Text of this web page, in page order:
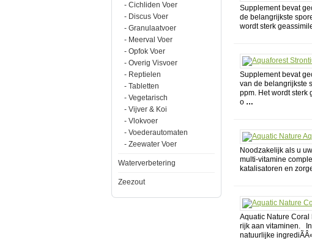
- Cichliden Voer
- Discus Voer
- Granulaatvoer
- Meerval Voer
- Opfok Voer
- Overig Visvoer
- Reptielen
- Tabletten
- Vegetarisch
- Vijver & Koi
- Vlokvoer
- Voederautomaten
- Zeewater Voer
Waterverbetering
Zeezout
Supplement bevat
de belangrijkste
wordt sterk
Supplement bevat
van de belangrijkste
ppm. Het wordt sterk
o …
Noodzakelijk als u
multi-vitamine
katalisatoren en
Aquatic Nature
rijk aan vitaminen.
natuurlijke